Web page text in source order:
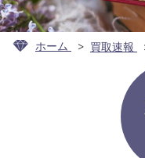
ホーム 買取速報